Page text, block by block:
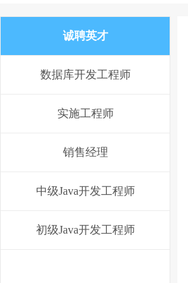
诚聘英才
数据库开发工程师
实施工程师
销售经理
中级Java开发工程师
初级Java开发工程师